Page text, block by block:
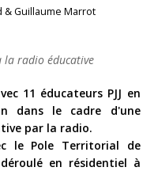
& Guillaume Marrot
la radio éducative
11 éducateurs PJJ en
dans le cadre d'une
par la radio.
le Pole Territorial de
en résidentiel à